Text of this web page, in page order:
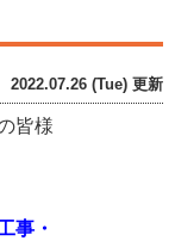
2022.07.26 (Tue) 更新
皆様
事・